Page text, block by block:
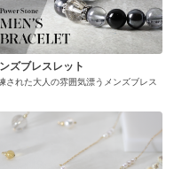
ズブレスレット
された大人の雰囲気漂うメンズブレス